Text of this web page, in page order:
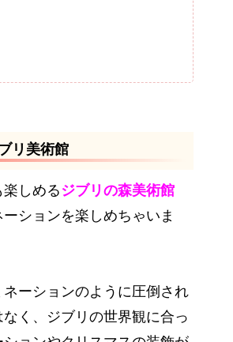
リ美術館
しめる ジブリの森美術館
ーションを楽しめちゃいま
ーションのように圧倒され
なく、ジブリの世界観に合っ